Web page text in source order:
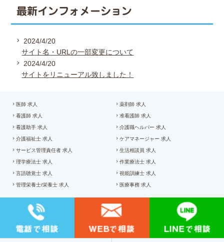
最新インフォメーション
2024/4/20
サイト名・URLの一部変更について
2024/4/20
サイトをリニューアル致しました！
医師 求人 薬剤師 求人
看護師 求人 准看護師 求人
看護助手 求人 介護職ヘルパー 求人
介護福祉士 求人 ケアマネージャー 求人
サービス管理責任者 求人 生活相談員 求人
理学療法士 求人 作業療法士 求人
言語聴覚士 求人 視能訓練士 求人
管理栄養士/栄養士 求人 医療事務 求人